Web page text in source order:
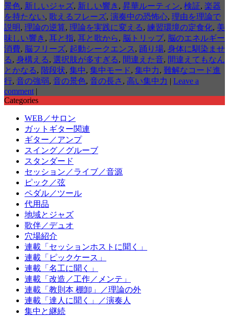
景色, 新しいジャズ, 新しい響き , 昇華ルーティン, 検証, 楽器
を持たない, 歌えるフレーズ, 演奏中の恐怖心, 理由を理論で
説明, 理論の逆算, 理論を実践に変える, 練習環境の定食化, 美
味しい響き , 耳と指, 耳と歌から, 脳トリップ, 脳のエネルギー
消費, 脳フリーズ, 起動シークエンス , 踊り場, 身体に馴染ませ
る, 身構える, 選択肢が多すぎる, 間違えた音, 間違えてもなん
とかなる, 階段状, 集中, 集中モード, 集中力, 難解なコード進
行, 音の強弱, 音の景色, 音の長さ , 高い集中力 | Leave a
comment |
Categories
WEB／サロン
ガットギター関連
ギター／アンプ
スイング／グルーブ
スタンダード
セッション／ライブ／音源
ピック／弦
ペダル／ツール
代用品
地域とジャズ
歌伴／デュオ
穴場紹介
連載「セッションホストに聞く」
連載「ピックケース」
連載「名工に聞く」
連載「改造／工作／メンテ」
連載「教則本 棚卸」／理論の外
連載「達人に聞く」／演奏人
集中と継続